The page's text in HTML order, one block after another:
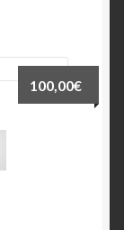
100,00€